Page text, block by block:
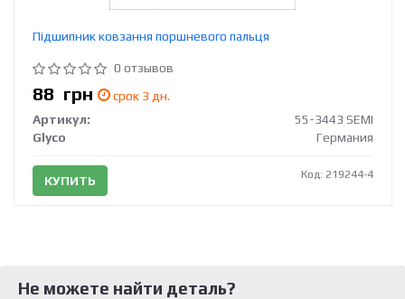
Підшипник ковзання поршневого пальця
0 отзывов
88 грн
срок 3 дн.
Артикул:
55-3443 SEMI
Glyco
Германия
КУПИТЬ Код: 219244-4
Не можете найти деталь?